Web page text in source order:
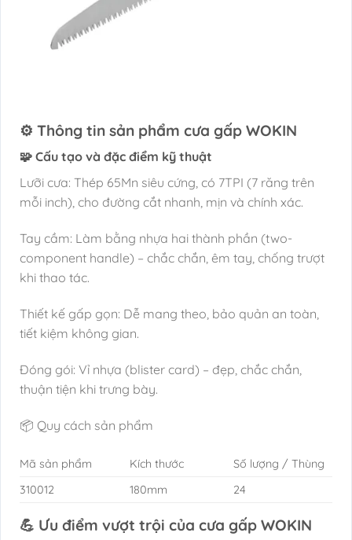
⚙️ Thông tin sản phẩm cưa gấp WOKIN
🧩 Cấu tạo và đặc điểm kỹ thuật
Lưỡi cưa: Thép 65Mn siêu cứng, có 7TPI (7 răng trên
mỗi inch), cho đường cắt nhanh, mịn và chính xác.
Tay cầm: Làm bằng nhựa hai thành phần (two-
component handle) – chắc chắn, êm tay, chống trượt
khi thao tác.
Thiết kế gấp gọn: Dễ mang theo, bảo quản an toàn,
tiết kiệm không gian.
Đóng gói: Vỉ nhựa (blister card) – đẹp, chắc chắn,
thuận tiện khi trưng bày.
📦 Quy cách sản phẩm
Mã sản phẩm Kích thước
Số lượng / Thùng
310012
180mm 24
💪 Ưu điểm vượt trội của cưa gấp WOKIN